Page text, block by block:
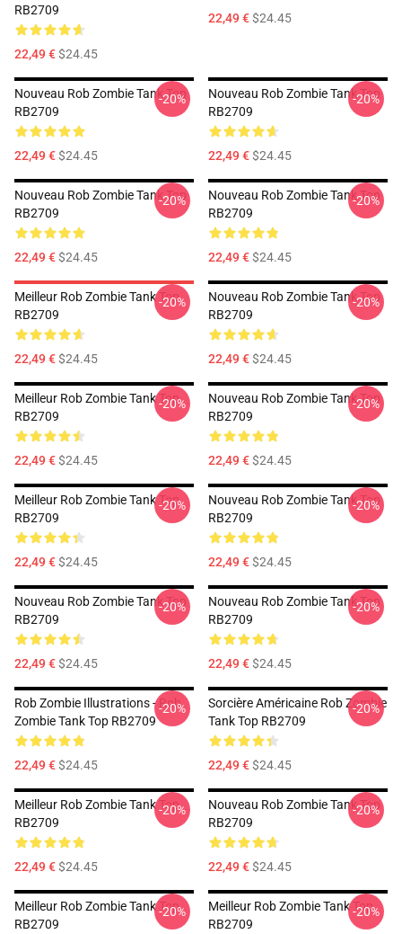
RB2709
22,49 €$24.45
22,49 €$24.45
Nouveau Rob Zombie Tank Top
RB2709
22,49 €$24.45
-20%
Nouveau Rob Zombie Tank Top
RB2709
22,49 €$24.45
-20%
Nouveau Rob Zombie Tank Top
RB2709
22,49 €$24.45
-20%
Nouveau Rob Zombie Tank Top
RB2709
22,49 €$24.45
-20%
Meilleur Rob Zombie Tank Top
RB2709
22,49 €$24.45
-20%
Nouveau Rob Zombie Tank Top
RB2709
22,49 €$24.45
-20%
Meilleur Rob Zombie Tank Top
RB2709
22,49 €$24.45
-20%
Nouveau Rob Zombie Tank Top
RB2709
22,49 €$24.45
-20%
Meilleur Rob Zombie Tank Top
RB2709
22,49 €$24.45
-20%
Nouveau Rob Zombie Tank Top
RB2709
22,49 €$24.45
-20%
Nouveau Rob Zombie Tank Top
RB2709
22,49 €$24.45
-20%
Nouveau Rob Zombie Tank Top
RB2709
22,49 €$24.45
-20%
Rob Zombie Illustrations - Rob
Zombie Tank Top RB2709
22,49 €$24.45
-20%
Sorcière Américaine Rob Zombie
Tank Top RB2709
22,49 €$24.45
-20%
Meilleur Rob Zombie Tank Top
RB2709
22,49 €$24.45
-20%
Nouveau Rob Zombie Tank Top
RB2709
22,49 €$24.45
-20%
Meilleur Rob Zombie Tank Top
RB2709
-20%
Meilleur Rob Zombie Tank Top
RB2709
-20%